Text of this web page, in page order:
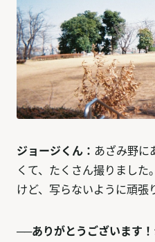
ジョージくん： あざみ野に
くて、たくさん撮りまし
けど、写らないように頑張
──ありがとうございます